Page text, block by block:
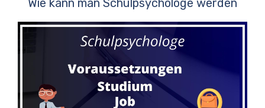
Wie kann man Schulpsychologe werden